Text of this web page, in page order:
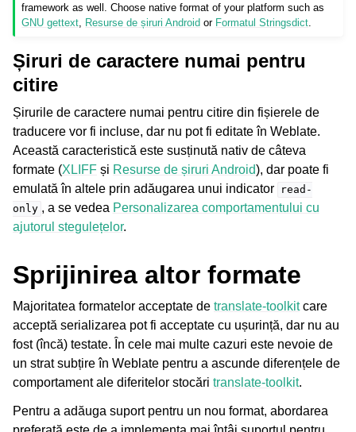
framework as well. Choose native format of your platform such as
GNU gettext, Resurse de șiruri Android or Formatul Stringsdict.
Șiruri de caractere numai pentru
citire
Șirurile de caractere numai pentru citire din fișierele de
traducere vor fi incluse, dar nu pot fi editate în Weblate.
Această caracteristică este susținută nativ de câteva
formate (XLIFF și Resurse de șiruri Android), dar poate fi
emulată în altele prin adăugarea unui indicator
read-
only , a se vedea Personalizarea comportamentului cu
ajutorul stegulețelor.
Sprijinirea altor formate
Majoritatea formatelor acceptate de translate-toolkitcare
acceptă serializarea pot fi acceptate cu ușurință, dar nu au
fost (încă) testate. În cele mai multe cazuri este nevoie de
un strat subțire în Weblate pentru a ascunde diferențele de
comportament ale diferitelor stocări translate-toolkit.
Pentru a adăuga suport pentru un nou format, abordarea